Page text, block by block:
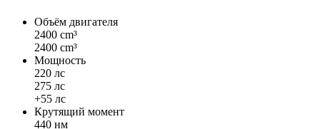
Объём двигателя
2400 cm³
2400 cm³
Мощность
220 лс
275 лс
+55 лс
Крутящий момент
440 нм